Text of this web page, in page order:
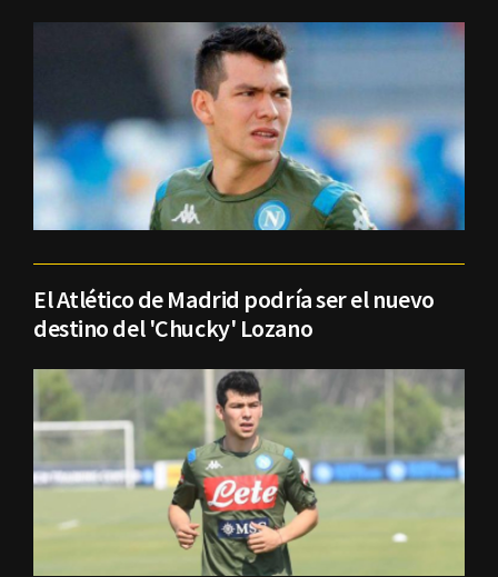
El Atlético de Madrid podría ser el nuevo
destino del 'Chucky' Lozano